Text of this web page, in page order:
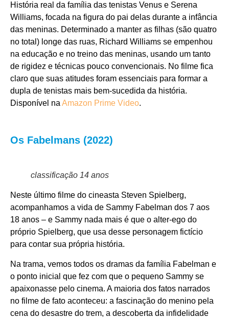
História real da família das tenistas Venus e Serena
Williams, focada na figura do pai delas durante a infância
das meninas. Determinado a manter as filhas (são quatro
no total) longe das ruas, Richard Williams se empenhou
na educação e no treino das meninas, usando um tanto
de rigidez e técnicas pouco convencionais. No filme fica
claro que suas atitudes foram essenciais para formar a
dupla de tenistas mais bem-sucedida da história.
Disponível na Amazon Prime Video.
Os Fabelmans (2022)
classificação 14 anos
Neste último filme do cineasta Steven Spielberg,
acompanhamos a vida de Sammy Fabelman dos 7 aos
18 anos – e Sammy nada mais é que o alter-ego do
próprio Spielberg, que usa desse personagem fictício
para contar sua própria história.
Na trama, vemos todos os dramas da família Fabelman e
o ponto inicial que fez com que o pequeno Sammy se
apaixonasse pelo cinema. A maioria dos fatos narrados
no filme de fato aconteceu: a fascinação do menino pela
cena do desastre do trem, a descoberta da infidelidade